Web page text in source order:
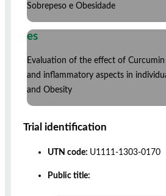
Sobrepeso e Obesidade
es
Evaluation of the effect of
and inflammatory aspects in
and Obesity
Trial identification
UTN code: U1111-1303-0170
Public title: